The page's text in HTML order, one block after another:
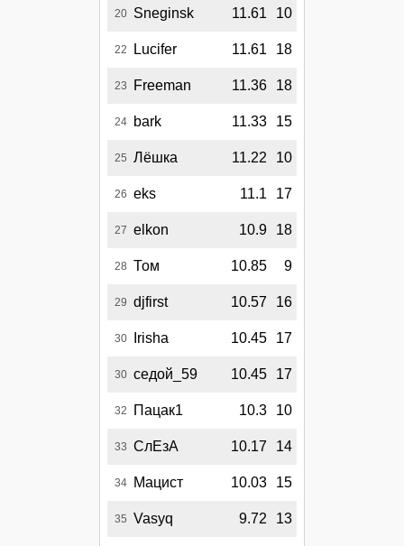
20 Sneginsk 11.61 10
22 Lucifer 11.61 18
23 Freeman 11.36 18
24 bark 11.33 15
25 Лёшка 11.22 10
26 eks 11.1 17
27 elkon 10.9 18
28 Том 10.85 9
29 djfirst 10.57 16
30 Irisha 10.45 17
30 седой_59 10.45 17
32 Пацак1 10.3 10
33 СлЕзА 10.17 14
34 Мацист 10.03 15
35 Vasyq 9.72 13